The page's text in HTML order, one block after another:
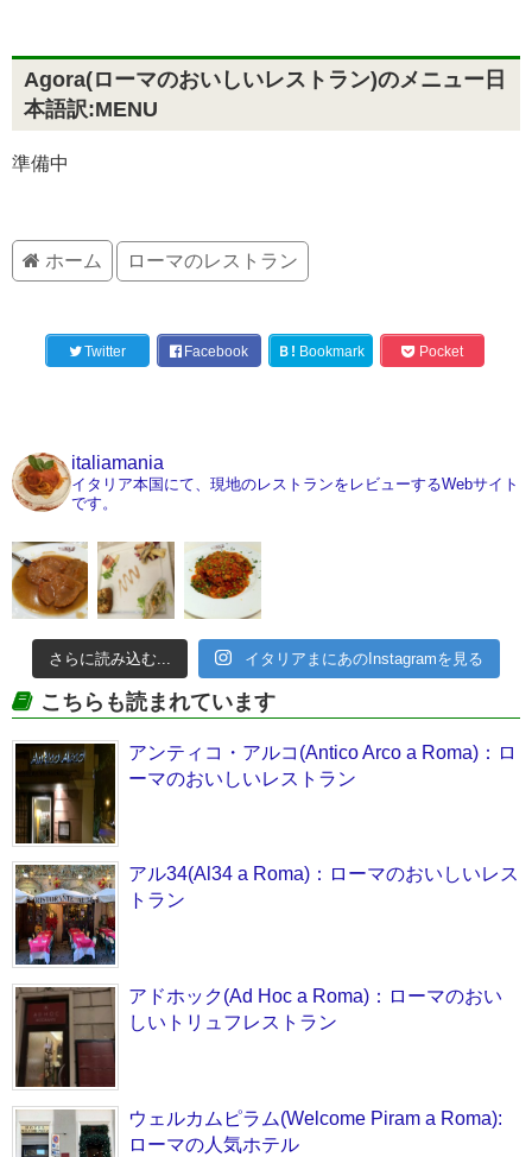
Agora(ローマのおいしいレストラン)のメニュー日
本語訳:MENU
準備中
ホーム ローマのレストラン
Twitter Facebook Ｂ! Bookmark Pocket
italiamania
イタリア本国にて、現地のレストランをレビューするWebサイト
です。
さらに読み込む... イタリアまにあのInstagramを見る
こちらも読まれています
アンティコ・アルコ(Antico Arco a Roma)：ロ
ーマのおいしいレストラン
アル34(Al34 a Roma)：ローマのおいしいレス
トラン
アドホック(Ad Hoc a Roma)：ローマのおい
しいトリュフレストラン
ウェルカムピラム(Welcome Piram a Roma):
ローマの人気ホテル